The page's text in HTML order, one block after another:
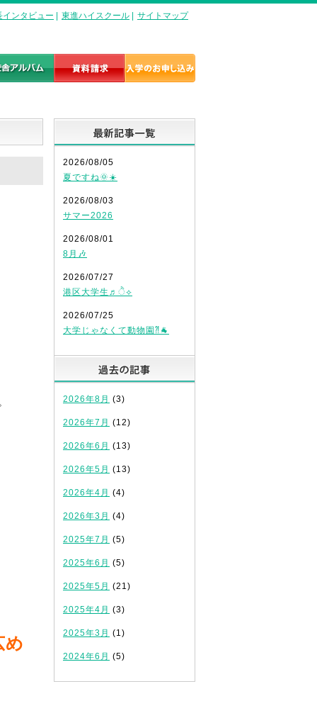
インタビュー 東進ハイスクール サイトマップ
め
2026/08/05
夏ですね🌞☀️
2026/08/03
サマー2026
2026/08/01
8月🎶
2026/07/27
港区大学生♬ੈ⟡
2026/07/25
大学じゃなくて動物園⁈🐐
2026年8月 (3)
2026年7月 (12)
2026年6月 (13)
2026年5月 (13)
2026年4月 (4)
2026年3月 (4)
2025年7月 (5)
2025年6月 (5)
2025年5月 (21)
2025年4月 (3)
2025年3月 (1)
2024年6月 (5)